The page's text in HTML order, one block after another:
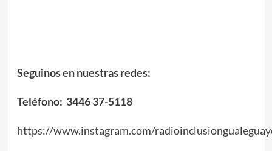
Seguinos en nuestras redes:
Teléfono: 3446 37-5118
https://www.instagram.com/